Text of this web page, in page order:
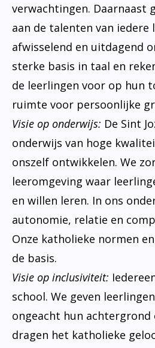
verwachtingen. Daarnaast
aan de talenten van iedere
afwisselend en uitdagend
sterke basis in taal en
de leerlingen voor op hun
ruimte voor persoonlijke
Visie op onderwijs: De Sint
onderwijs van hoge
onszelf ontwikkelen. We
leeromgeving waar
en willen leren. In ons
autonomie, relatie en
Onze katholieke normen
de basis.
Visie op inclusiviteit:
school. We geven
ongeacht hun achtergrond
dragen het katholieke